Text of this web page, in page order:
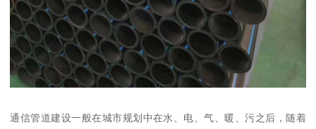
通信管道建设一般在城市规划中在水、电、气、暖、污之后，随着